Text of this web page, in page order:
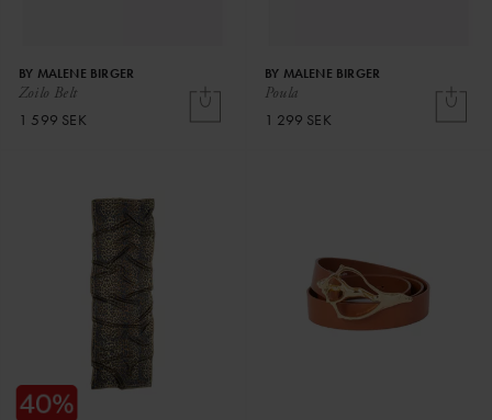
Zoilo Belt
BY MALENE BIRGER
1 599 SEK
Poula
BY MALENE BIRGER
1 299 SEK